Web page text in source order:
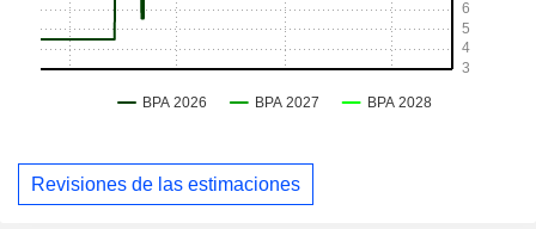
Revisiones de las estimaciones